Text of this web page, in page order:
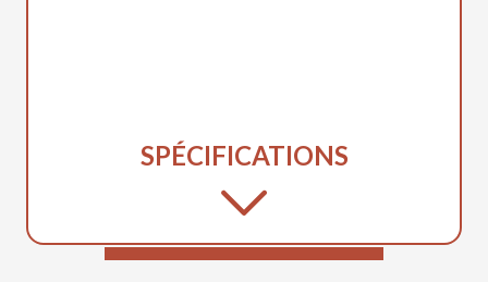
SPÉCIFICATIONS